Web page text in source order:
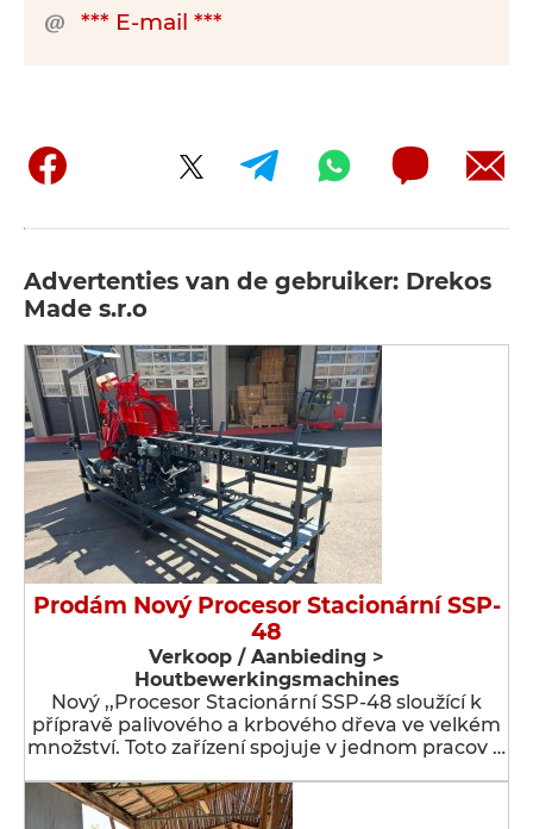
*** E-mail ***
Advertenties van de gebruiker: Drekos
Made s.r.o
Prodám Nový Procesor Stacionární SSP-
48
Verkoop / Aanbieding >
Houtbewerkingsmachines
Nový ,,Procesor Stacionární SSP-48 sloužící k
přípravě palivového a krbového dřeva ve velkém
množství. Toto zařízení spojuje v jednom pracov …